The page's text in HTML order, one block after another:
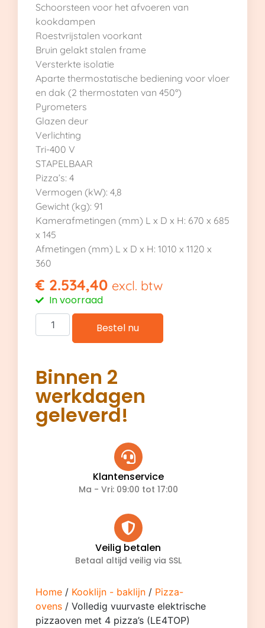
Schoorsteen voor het afvoeren van
kookdampen
Roestvrijstalen voorkant
Bruin gelakt stalen frame
Versterkte isolatie
Aparte thermostatische bediening voor vloer
en dak (2 thermostaten van 450°)
Pyrometers
Glazen deur
Verlichting
Tri-400 V
STAPELBAAR
Pizza’s: 4
Vermogen (kW): 4,8
Gewicht (kg): 91
Kamerafmetingen (mm) L x D x H: 670 x 685
x 145
Afmetingen (mm) L x D x H: 1010 x 1120 x
360
€ 2.534,40 excl. btw
In voorraad
Bestel nu
Binnen 2
werkdagen
geleverd!
Klantenservice
Ma - Vri: 09:00 tot 17:00
Veilig betalen
Betaal altijd veilig via SSL
Home / Kooklijn - baklijn / Pizza-
ovens / Volledig vuurvaste elektrische
pizzaoven met 4 pizza’s (LE4TOP)